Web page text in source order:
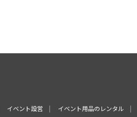
イベント設営
イベント用品のレンタル